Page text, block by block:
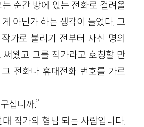
순간 방에 있는 전화로 걸려올
아닌가 하는 생각이 들었다. 그
가로 불리기 전부터 자신 명의
써왔고 그를 작가라고 호칭할 만
전화나 휴대전화 번호를 가르
십니까.”
대 작가의 형님 되는 사람입니다.